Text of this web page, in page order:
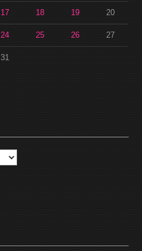
17 18 19 20
24 25 26 27
31